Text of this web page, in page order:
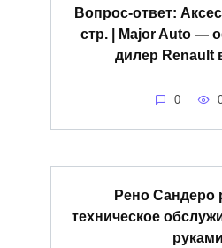
Вопрос-ответ:
стр. | Major Auto —
дилер Renault
0
Рено Сандеро
техническое
руками